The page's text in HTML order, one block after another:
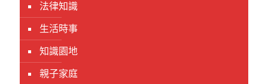
法律知識
生活時事
知識園地
親子家庭